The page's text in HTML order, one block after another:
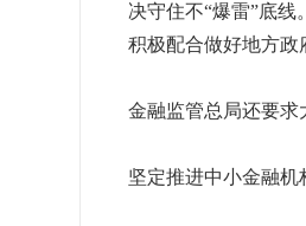
决守住不“爆雷”底线
积极配合做好地方政
金融监管总局还要求
坚定推进中小金融机